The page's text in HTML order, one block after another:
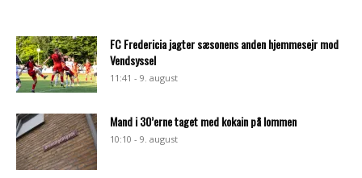
FC Fredericia jagter sæsonens anden hjemmesejr mod
Vendsyssel
11:41 - 9. august
Mand i 30’erne taget med kokain på lommen
10:10 - 9. august